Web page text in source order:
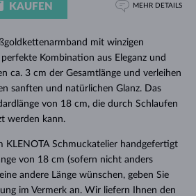
mit winzigen
Kombination aus Eleganz und
ca. 3 cm der Gesamtlänge und verleihen
sanften und natürlichen Glanz. Das
von 18 cm, die durch Schlaufen
werden kann.
KLENOTA Schmuckatelier handgefertigt
von 18 cm (sofern nicht anders
andere Länge wünschen, geben Sie
im Vermerk an. Wir liefern Ihnen den
KAUFEN MEHR DETAILS